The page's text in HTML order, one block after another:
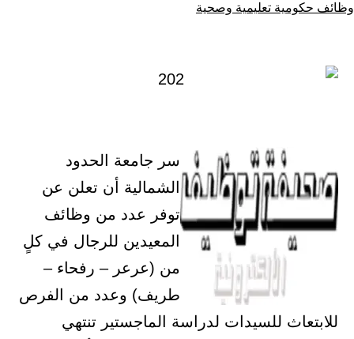
تعليمية وصحية
سر جامعة الحدود
الشمالية أن تعلن عن
توفر عدد من وظائف
المعيدين للرجال في كلٍ
من (عرعر – رفحاء –
طريف) وعدد من الفرص
للسيدات لدراسة الماجستير تنتهي